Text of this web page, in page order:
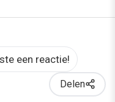
een reactie!
Delen